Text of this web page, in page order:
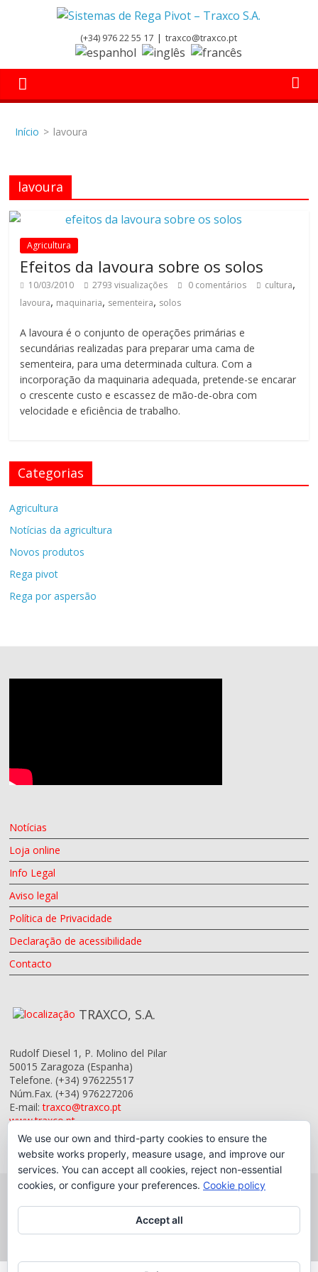
Sistemas
de
Rega
Pivot
–
Traxco
S.A.
de
Rega
Pivot
(+34) 976 22 55 17 | traxco@traxco.pt
Início > lavoura
lavoura
Agricultura
Efeitos da lavoura sobre os solos
10/03/2010 2793 visualizações 0 comentários cultura,
lavoura, maquinaria, sementeira, solos
A lavoura é o conjunto de operações primárias e
secundárias realizadas para preparar uma cama de
sementeira, para uma determinada cultura. Com a
incorporação da maquinaria adequada, pretende-se encarar
o crescente custo e escassez de mão-de-obra com
velocidade e eficiência de trabalho.
Categorias
Agricultura
Notícias da agricultura
Novos produtos
Rega pivot
Rega por aspersão
Notícias
Loja online
Info Legal
Aviso legal
Política de Privacidade
Declaração de acessibilidade
Contacto
TRAXCO, S.A.
Rudolf Diesel 1, P. Molino del Pilar
50015 Zaragoza (Espanha)
Telefone.(+34) 976225517
Núm.Fax.(+34) 976227206
E-mail:traxco@traxco.pt
www.traxco.pt
Copyright © 2026 Traxco, S.A.
We use our own and third-party cookies to ensure the
website works properly, measure usage, and improve our
services. You can accept all cookies, reject non-essential
cookies, or configure your preferences. Cookie policy
Accept all